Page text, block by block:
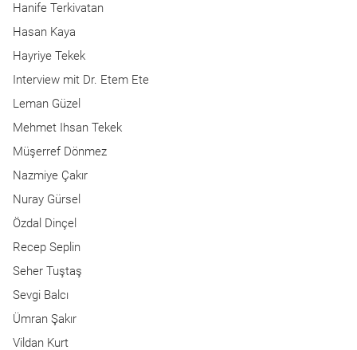
Hanife Terkivatan
Hasan Kaya
Hayriye Tekek
Interview mit Dr. Etem Ete
Leman Güzel
Mehmet Ihsan Tekek
Müşerref Dönmez
Nazmiye Çakır
Nuray Gürsel
Özdal Dinçel
Recep Seplin
Seher Tuştaş
Sevgi Balcı
Ümran Şakır
Vildan Kurt